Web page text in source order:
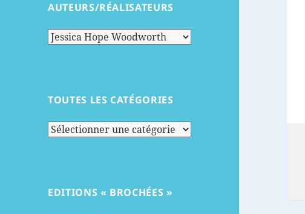
AUTEURS/RÉALISATEURS
TOUTES LES CATÉGORIES
Toutes
EDITIONS « BROCHÉES »